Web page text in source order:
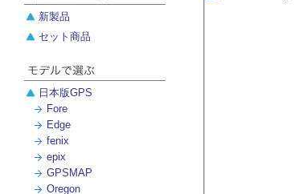
新製品
セット商品
日本版GPS
Fore
Edge
fenix
epix
GPSMAP
Oregon